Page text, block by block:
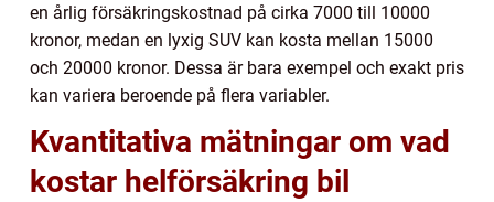
en årlig försäkringskostnad på cirka 7000 till 10000
kronor, medan en lyxig SUV kan kosta mellan 15000
och 20000 kronor. Dessa är bara exempel och exakt pris
kan variera beroende på flera variabler.
Kvantitativa mätningar om vad
kostar helförsäkring bil